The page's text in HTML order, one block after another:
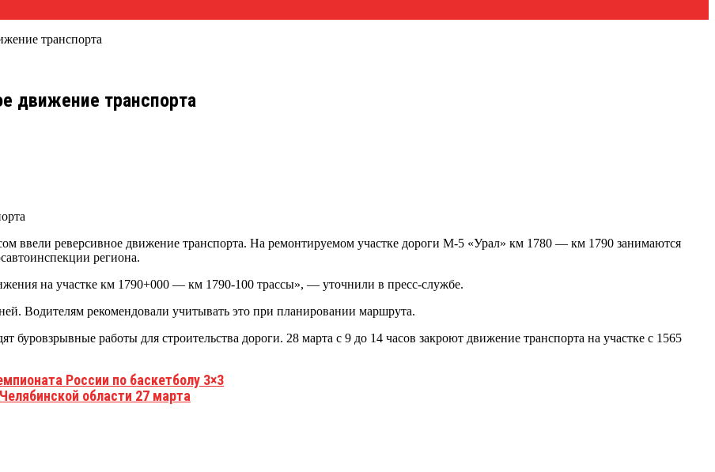
транспорта
движение транспорта
ввели реверсивное движение транспорта. На ремонтируемом участке дороги М-5 «Урал» км 1780 — км 1790 занимаются
региона.
на участке км 1790+000 — км 1790-100 трассы», — уточнили в пресс-службе.
Водителям рекомендовали учитывать это при планировании маршрута.
работы для строительства дороги. 28 марта с 9 до 14 часов закроют движение транспорта на участке с 1565
России по баскетболу 3×3
области 27 марта